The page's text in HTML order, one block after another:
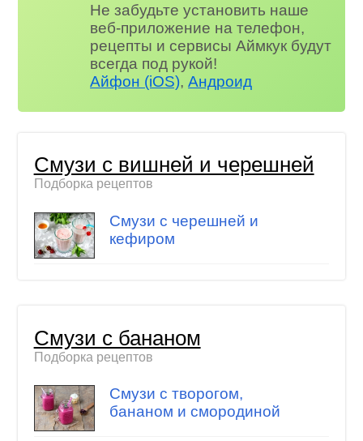
Не забудьте установить наше
веб-приложение на телефон,
рецепты и сервисы Аймкук будут
всегда под рукой!
Айфон (iOS),Андроид
Смузи с вишней и черешней
Подборка рецептов
Смузи с черешней и
кефиром
Смузи с бананом
Подборка рецептов
Смузи с творогом,
бананом и смородиной